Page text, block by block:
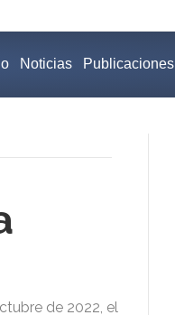
Noticias Publicaciones
de 2022, el